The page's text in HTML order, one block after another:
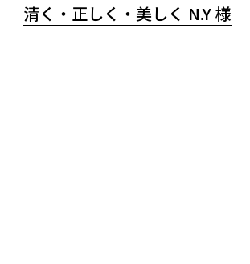
清く・正しく・美しく N.Y 様